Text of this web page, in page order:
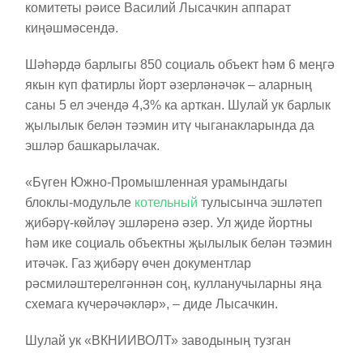
комитеты рәисе Василий Лысачкин аппарат
киңәшмәсендә.
Шәһәрдә барлыгы 850 социаль объект һәм 6 меңгә
якын күп фатирлы йорт әзерләнәчәк – аларның
саны 5 ел эчендә 4,3% ка арткан. Шулай ук барлык
җылылык белән тәэмин итү чыганакларында да
эшләр башкарылачак.
«Бүген Южно-Промышленная урамындагы
блоклы-модульле котельный тулысынча эшләтеп
җибәрү-көйләү эшләренә әзер. Ул җиде йортны
һәм ике социаль объектны җылылык белән тәэмин
итәчәк. Газ җибәрү өчен документлар
рәсмиләштерелгәннән соң, кулланучыларны яңа
схемага күчерәчәкләр», – диде Лысачкин.
Шулай ук «ВКНИИВОЛТ» заводының тузган